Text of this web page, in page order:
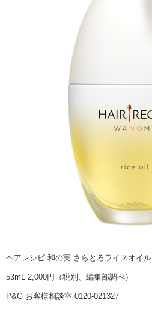
ヘアレシピ 和の実 さらとろライスオイル
53mL 2,000円（税別、編集部調べ）
P&G お客様相談室 0120-021327